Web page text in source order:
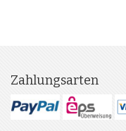
Zahlungsarten